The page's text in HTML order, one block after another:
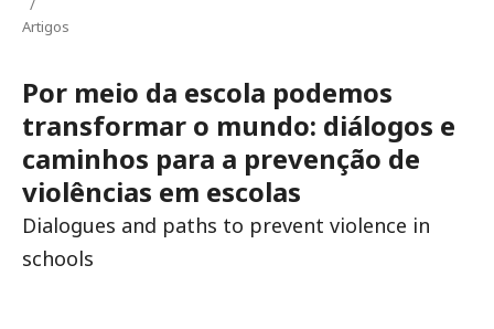
/
Artigos
Por meio da escola podemos
transformar o mundo: diálogos e
caminhos para a prevenção de
violências em escolas
Dialogues and paths to prevent violence in
schools